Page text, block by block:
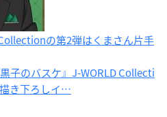
の第2弾はくまさん片手
子のバスケ』J-WORLD Collecti
き下ろしイ…